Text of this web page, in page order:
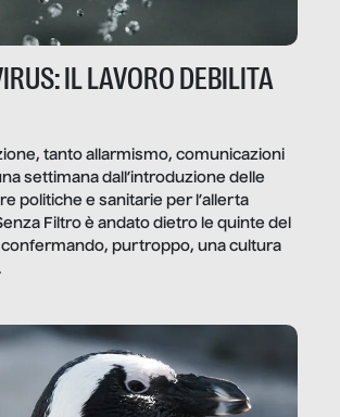
IL LAVORO DEBILITA
tanto allarmismo, comunicazioni
settimana dall’introduzione delle
politiche e sanitarie per l’allerta
Filtro è andato dietro le quinte del
confermando, purtroppo, una cultura